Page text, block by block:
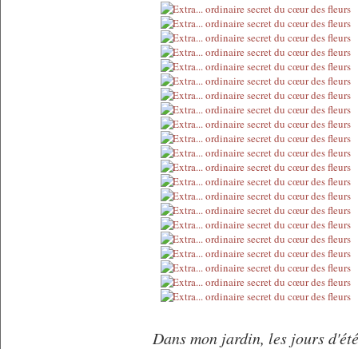
Dans mon jardin, les jours d'été